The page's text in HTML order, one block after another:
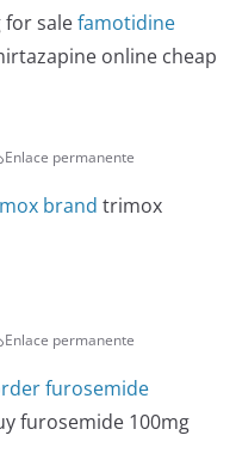
salefamotidine
online cheap
Enlace permanente
brand trimox
Enlace permanente
furosemide
furosemide 100mg